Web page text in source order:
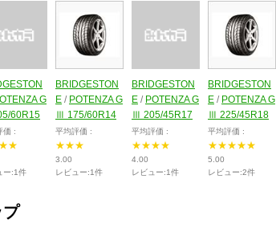
G
60R15
価 :
ー:1件
BRIDGESTON
E / POTENZA G
Ⅲ 175/60R14
平均評価 :
★★★
3.00
レビュー:1件
BRIDGESTON
E / POTENZA G
Ⅲ 205/45R17
平均評価 :
★★★★
4.00
レビュー:1件
BRIDGESTON
E / POTENZA G
Ⅲ 225/45R18
平均評価 :
★★★★★
5.00
レビュー:2件
プ